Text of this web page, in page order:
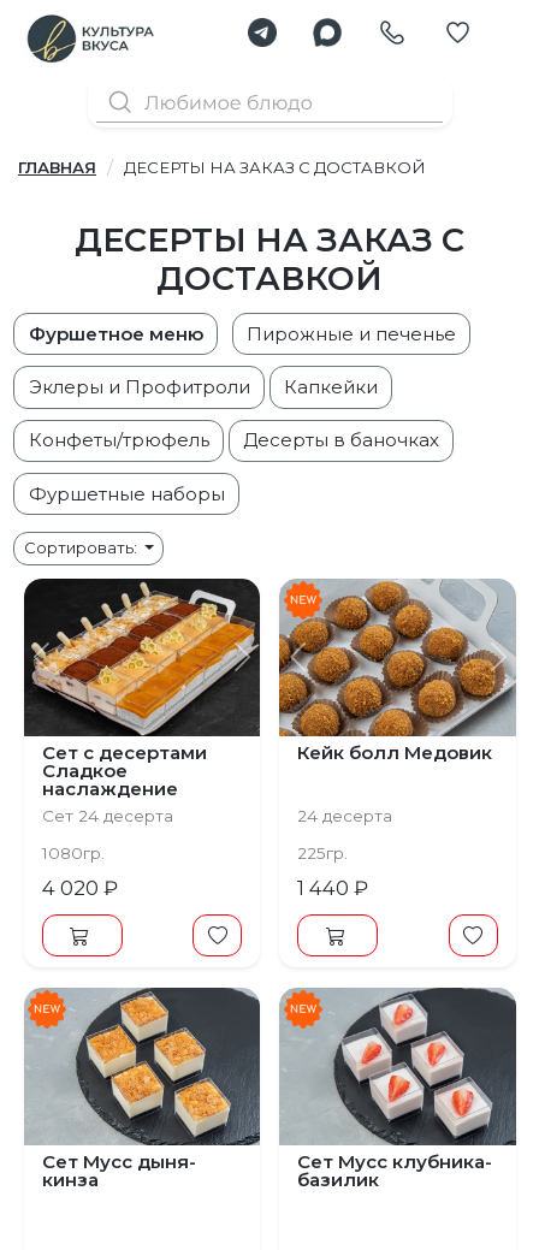
ГЛАВНАЯ ДЕСЕРТЫ НА ЗАКАЗ С ДОСТАВКОЙ
ДЕСЕРТЫ НА ЗАКАЗ С
ДОСТАВКОЙ
Фуршетное меню Пирожные и печенье
Эклеры и Профитроли Капкейки
Конфеты/трюфель Десерты в баночках
Фуршетные наборы
Сортировать:
Предыдущий Следующий
Сет с десертами
Сладкое
наслаждение
Сет 24 десерта
1080гр.
4 020 ₽
Предыдущий
Кейк болл Медовик
24 десерта
225гр.
1 440 ₽
Сет Мусс дыня-
кинза
Сет Мусс клубника-
базилик